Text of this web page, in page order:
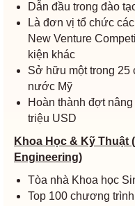
Dẫn đầu trong đào
Là đơn vị tổ chức
New Venture
kiện khác
Sở hữu một trong 25
nước Mỹ
Hoàn thành đợt
triệu USD
Khoa Học & Kỹ Thuật
Engineering)
Tòa nhà Khoa học
Top 100 chương